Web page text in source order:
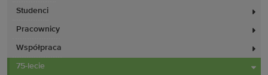
Studenci
Pracownicy
Współpraca
75-lecie